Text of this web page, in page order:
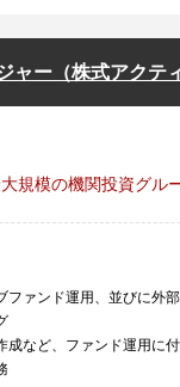
ャー（株式アクテ
規模の機関投資グル
ファンド運用、並びに外
成など、ファンド運用に